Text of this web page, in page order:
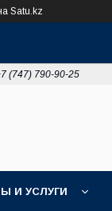
Satu.kz
(747) 790-90-25
И УСЛУГИ